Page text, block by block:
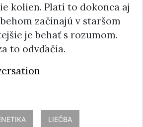
kolien. Platí to dokonca aj
začínajú v staršom
je behať s rozumom.
to odvďačia.
LIEČBA